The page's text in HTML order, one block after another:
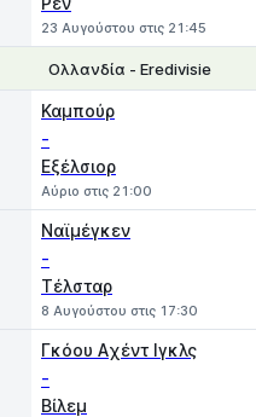
23 Αυγούστου στις 21:45
Ολλανδία - Eredivisie
Καμπούρ
-
Εξέλσιορ
Αύριο στις 21:00
Ναϊμέγκεν
-
Τέλσταρ
8 Αυγούστου στις 17:30
Γκόου Aχέντ Ιγκλς
-
Βίλεμ